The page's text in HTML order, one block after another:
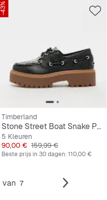
-43%
Timberland
Stone Street Boat Snake Print Suede
5 Kleuren
Prijs
90,00 € Originele Prijs
159,99 €
Beste prijs in 30 dagen:110,00 €
van 7